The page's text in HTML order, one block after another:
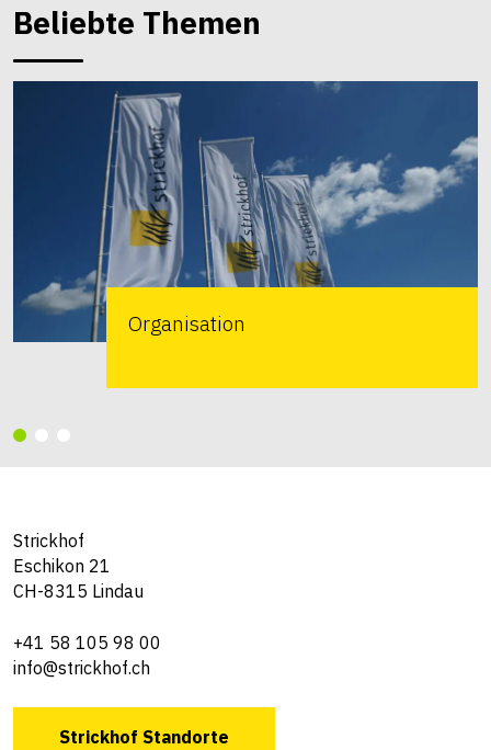
Beliebte Themen
Organisation
Strickhof
Eschikon 21
CH-8315 Lindau
+41 58 105 98 00
info@strickhof.ch
Strickhof Standorte